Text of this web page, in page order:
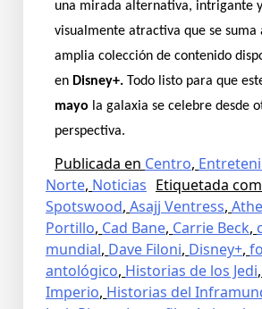
una mirada alternativa, intrigante y
visualmente atractiva que se suma
amplia colección de contenido
en Disney+. Todo listo para que
mayo la galaxia se celebre desde
perspectiva.
Publicada en Centro,
Norte, Noticias Etiquetada
Spotswood, Asajj Ventress,
Portillo, Cad Bane, Carrie Beck,
mundial, Dave Filoni, Disney+,
antológico, Historias de los Jedi,
Imperio, Historias del